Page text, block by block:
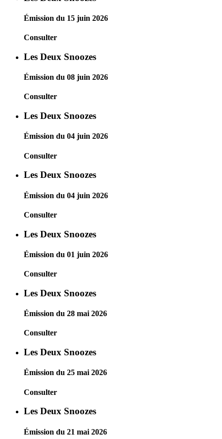
Émission du 15 juin 2026
Consulter
Les Deux Snoozes
Émission du 08 juin 2026
Consulter
Les Deux Snoozes
Émission du 04 juin 2026
Consulter
Les Deux Snoozes
Émission du 04 juin 2026
Consulter
Les Deux Snoozes
Émission du 01 juin 2026
Consulter
Les Deux Snoozes
Émission du 28 mai 2026
Consulter
Les Deux Snoozes
Émission du 25 mai 2026
Consulter
Les Deux Snoozes
Émission du 21 mai 2026